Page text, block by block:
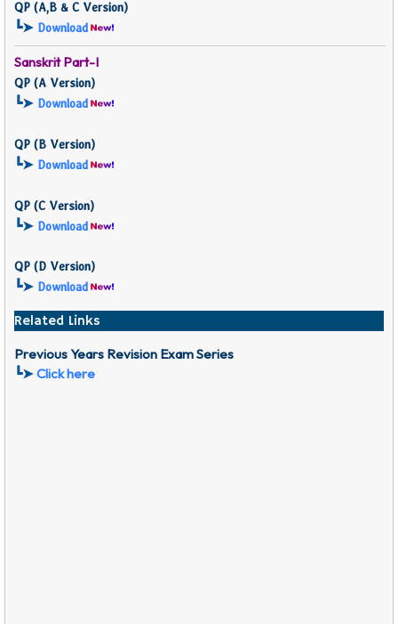
QP (A,B & C Version)
┗➤ Download
Sanskrit Part-I
QP (A Version)
┗➤ Download
QP (B Version)
┗➤ Download
QP (C Version)
┗➤ Download
QP (D Version)
┗➤ Download
Related Links
Previous Years Revision Exam Series
┗➤Click here